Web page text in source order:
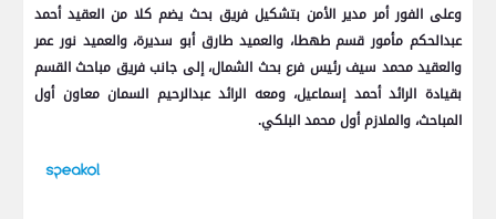
وعلى الفور أمر مدير الأمن بتشكيل فريق بحث يضم كلا من العقيد أحمد
عبدالحكم مأمور قسم طهطا، والعميد طارق أبو سديرة، والعميد نور عمر
والعقيد محمد سيف رئيس فرع بحث الشمال، إلى جانب فريق مباحث القسم
بقيادة الرائد أحمد إسماعيل، ومعه الرائد عبدالرحيم السمان معاون أول
المباحث، والملازم أول محمد البلكي.